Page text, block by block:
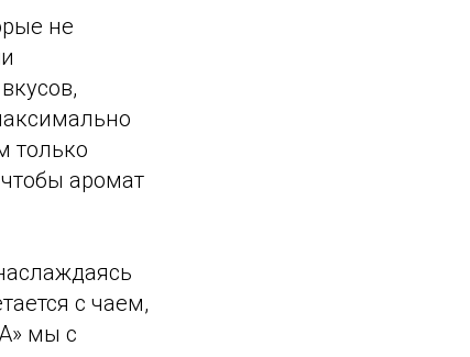
не
только
аромат
с чаем,
мы с